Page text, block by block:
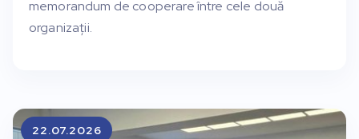
memorandum de cooperare între cele două
organizații.
22.07.2026